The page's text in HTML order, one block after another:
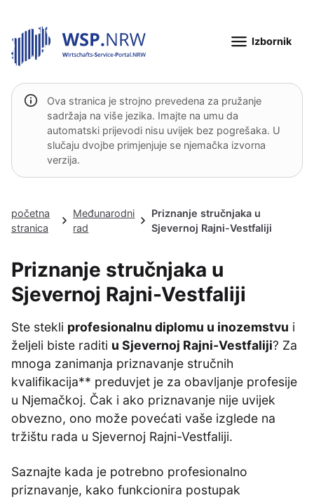
Izbornik
Ova stranica je strojno prevedena za pružanje
sadržaja na više jezika. Imajte na umu da
automatski prijevodi nisu uvijek bez pogrešaka. U
slučaju dvojbe primjenjuje se njemačka izvorna
verzija.
početna
stranica
Međunarodni
rad
Priznanje stručnjaka u
Sjevernoj Rajni-Vestfaliji
Priznanje stručnjaka u
Sjevernoj Rajni-Vestfaliji
Ste stekli profesionalnu diplomu u inozemstvu i
željeli biste raditi u Sjevernoj Rajni-Vestfaliji? Za
mnoga zanimanja priznavanje stručnih
kvalifikacija** preduvjet je za obavljanje profesije
u Njemačkoj. Čak i ako priznavanje nije uvijek
obvezno, ono može povećati vaše izglede na
tržištu rada u Sjevernoj Rajni-Vestfaliji.
Saznajte kada je potrebno profesionalno
priznavanje, kako funkcionira postupak